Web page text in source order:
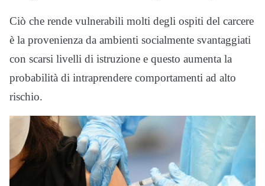
Ciò che rende vulnerabili molti degli ospiti del carcere
è la provenienza da ambienti socialmente svantaggiati
con scarsi livelli di istruzione e questo aumenta la
probabilità di intraprendere comportamenti ad alto
rischio.